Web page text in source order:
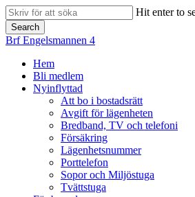
Skip
to
main
content
Hit enter to
Search
Close
Brf Engelsmannen 4
search
Menu
Hem
Bli medlem
Nyinflyttad
Att bo i bostadsrätt
Avgift för lägenheten
Bredband, TV och telefoni
Försäkring
Lägenhetsnummer
Porttelefon
Sopor och Miljöstuga
Tvättstuga